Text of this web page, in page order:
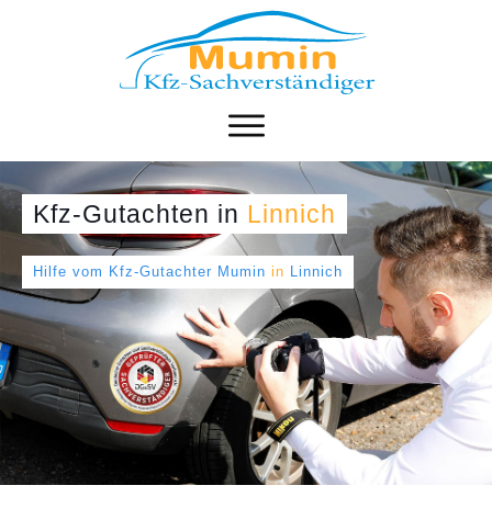
Kfz-Gutachten in Linnich
Hilfe vom Kfz-Gutachter Mumin in Linnich